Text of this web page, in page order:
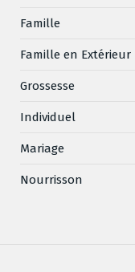
Famille
Famille en Extérieur
Grossesse
Individuel
Mariage
Nourrisson